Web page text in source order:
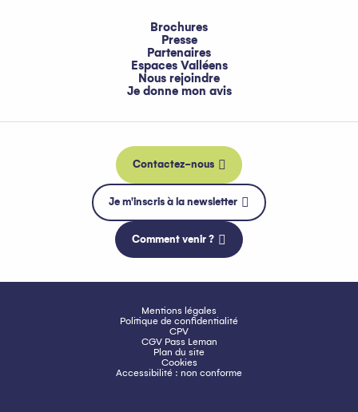
Brochures
Presse
Partenaires
Espaces Valléens
Nous rejoindre
Je donne mon avis
Contactez-nous
Je m'inscris à la newsletter
Comment venir ?
Mentions légales
Politique de confidentialité
CPV
CGV Pass Leman
Plan du site
Cookies
Accessibilité : non conforme